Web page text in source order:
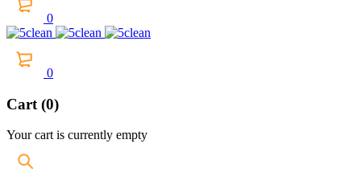
0
0
Cart (0)
Your cart is currently empty